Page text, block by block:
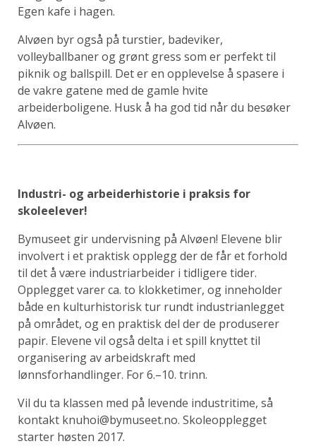
Egen kafe i hagen.
Alvøen byr også på turstier, badeviker,
volleyballbaner og grønt gress som er perfekt til
piknik og ballspill. Det er en opplevelse å spasere i
de vakre gatene med de gamle hvite
arbeiderboligene. Husk å ha god tid når du besøker
Alvøen.
Industri- og arbeiderhistorie i praksis for
skoleelever!
Bymuseet gir undervisning på Alvøen! Elevene blir
involvert i et praktisk opplegg der de får et forhold
til det å være industriarbeider i tidligere tider.
Opplegget varer ca. to klokketimer, og inneholder
både en kulturhistorisk tur rundt industrianlegget
på området, og en praktisk del der de produserer
papir. Elevene vil også delta i et spill knyttet til
organisering av arbeidskraft med
lønnsforhandlinger. For 6.–10. trinn.
Vil du ta klassen med på levende industri­time, så
kontakt knuhoi@bymuseet.no. Skoleopplegget
starter høsten 2017.